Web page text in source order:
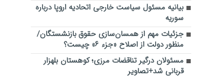
بیانیه مسئول سیاست خارجی اتحادیه اروپا درباره
سوریه
جزئیات مهم از همسان‌سازی حقوق بازنشستگان/
منظور دولت از اصلاح «جزء ۶» چیست؟
مسئولان درگیر تناقضات مرزی؛ کوهستان بلهزار
قربانی شد+تصاویر